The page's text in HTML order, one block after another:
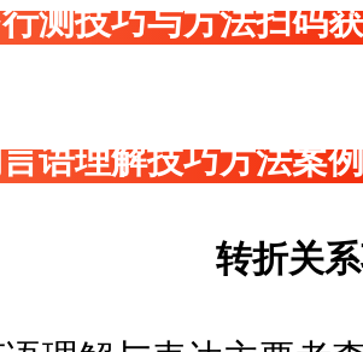
测技巧与方法扫码
语理解技巧方法案例
转折关